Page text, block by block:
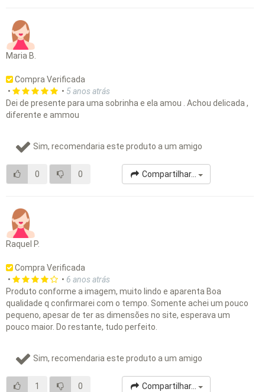
Maria B.
Compra Verificada
•
• 5 anos atrás
Dei de presente para uma sobrinha e ela amou . Achou delicada ,
diferente e ammou
Sim, recomendaria este produto a um amigo
0 0 Compartilhar...
Raquel P.
Compra Verificada
•
• 6 anos atrás
Produto conforme a imagem, muito lindo e aparenta Boa
qualidade q confirmarei com o tempo. Somente achei um pouco
pequeno, apesar de ter as dimensões no site, esperava um
pouco maior. Do restante, tudo perfeito.
Sim, recomendaria este produto a um amigo
1 0 Compartilhar...